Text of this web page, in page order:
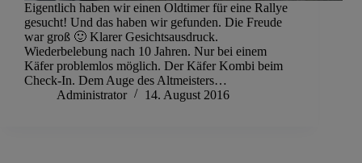
Eigentlich haben wir einen Oldtimer für eine Rallye
gesucht! Und das haben wir gefunden. Die Freude
war groß 🙂 Klarer Gesichtsausdruck.
Wiederbelebung nach 10 Jahren. Nur bei einem
Käfer problemlos möglich. Der Käfer Kombi beim
Check-In. Dem Auge des Altmeisters…
Administrator
14. August 2016